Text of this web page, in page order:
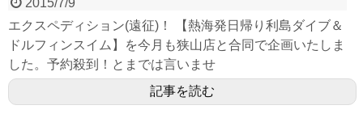
エクスペディション(遠征)！ 【熱海発日帰り利島ダイブ＆
ドルフィンスイム】を今月も狭山店と合同で企画いたしま
した。予約殺到！とまでは言いませ
記事を読む